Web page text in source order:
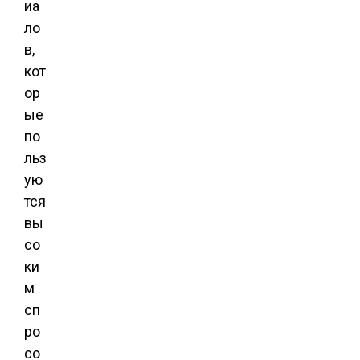
иа
ло
в,
кот
ор
ые
по
льз
ую
тся
вы
со
ки
м
сп
ро
со